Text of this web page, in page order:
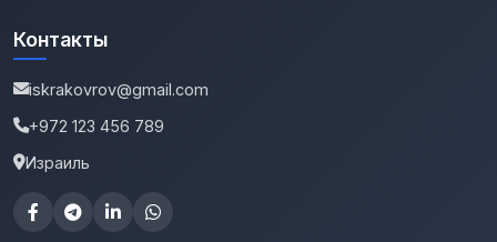
Контакты
iskrakovrov@gmail.com
+972 123 456 789
Израиль